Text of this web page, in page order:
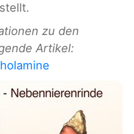
zu den
Artikel: